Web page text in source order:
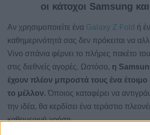
οι κάτοχοι Samsung
Αν χρησιμοποιείτε ένα Galaxy Z Fold ή
καθημερινότητά σας δεν πρόκειται να
Vivo σπάνια φέρνει το πλήρες πακέτο
στις διεθνείς αγορές. Ωστόσο, η
έχουν πλέον μπροστά τους ένα έτοιμο
το μέλλον. Όποιος καταφέρει να
την ιδέα, θα κερδίσει ένα τεράστιο
καθημερινή χρήση.